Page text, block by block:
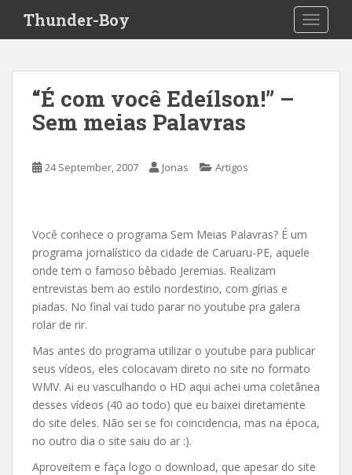
i
Thunder-Boy
“É com você Edeílson!” –
Sem meias Palavras
24 September, 2007 Jonas Artigos
Você conhece o programa Sem Meias Palavras? É um
programa jornalístico da cidade de Caruaru-PE, aquele
onde tem o famoso bêbado Jeremias. Realizam
entrevistas bem ao estilo nordestino, com gírias e
piadas. No final vai tudo parar no youtube pra galera
rolar de rir.
Mas antes do programa utilizar o youtube para publicar
seus vídeos, eles colocavam direto no site no formato
WMV. Ai eu vasculhando o HD aqui achei uma coletânea
desses vídeos (40 ao todo) que eu baixei diretamente
do site deles. Não sei se foi coincidencia, mas na época,
no outro dia o site saiu do ar :).
Aproveitem e faça logo o download, que apesar do site